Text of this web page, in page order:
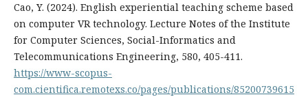
Cao, Y. (2024). English experiential teaching scheme based
on computer VR technology. Lecture Notes of the Institute
for Computer Sciences, Social-Informatics and
Telecommunications Engineering, 580, 405-411.
https://www-scopus-
com.cientifica.remotexs.co/pages/publications/85200739615